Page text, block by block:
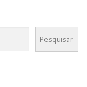
Pesquisar